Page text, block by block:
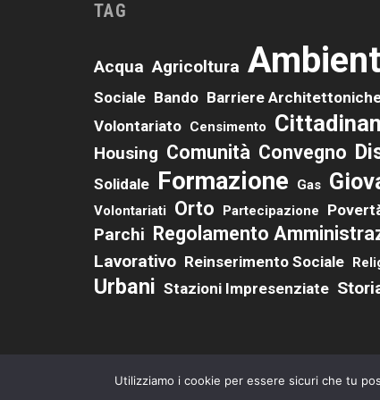
TAG
Acqua Agricoltura
Sociale Bando Barriere
Volontariato Censimento
Housing Comunità Convegno
Solidale Formazione Gas
Volontariati Orto Partecipazione
Parchi Regolamento
Lavorativo Reinserimento Sociale
Urbani Stazioni Impresenziate
CSVnet
Utilizziamo i cookie per essere sicuri che tu